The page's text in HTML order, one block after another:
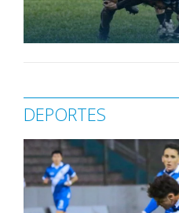
DEPORTES